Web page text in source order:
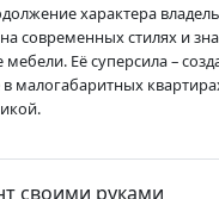
характера
современных стилях и
мебели. Её суперсила –
малогабаритных
своими руками